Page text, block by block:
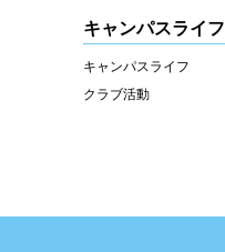
キャンパスライフ
キャンパスライフ
クラブ活動